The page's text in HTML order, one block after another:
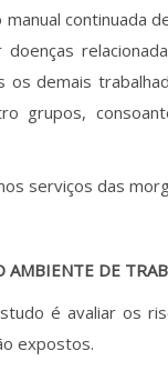
continuada
demais
grupos,
serviços das
AMBIENTE DE
é avaliar os
expostos.